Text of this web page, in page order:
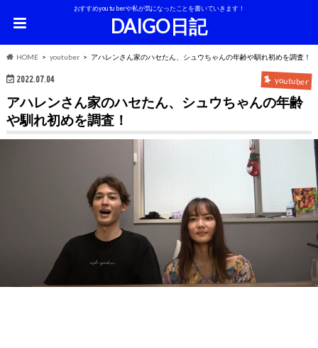
おすすめyoutuberや私が気になったことを書いていきます！
DAIGO日記
HOME youtuber アハレンさん家のハセたん、シュウちゃんの年齢や馴れ初めを調査！
2022.07.04 youtuber
アハレンさん家のハセたん、シュウちゃんの年齢
や馴れ初めを調査！